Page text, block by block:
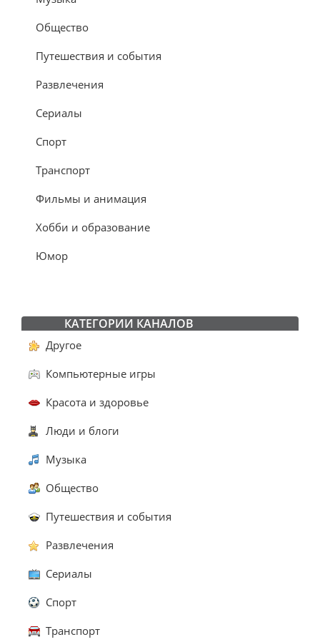
Общество
Путешествия и события
Развлечения
Сериалы
Спорт
Транспорт
Фильмы и анимация
Хобби и образование
Юмор
КАТЕГОРИИ КАНАЛОВ
Другое
Компьютерные игры
Красота и здоровье
Люди и блоги
Музыка
Общество
Путешествия и события
Развлечения
Сериалы
Спорт
Транспорт